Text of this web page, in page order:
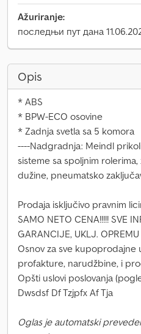
Ažuriranje:
последњи пут дана
Opis
* ABS
* BPW-ECO osovine
* Zadnja svetla sa 5 komora
----Nadgradnja: Meindl
sisteme sa spoljnim
dužine, pneumatsko
Prodaja isključivo pravnim
SAMO NETO CENA!!!!! SVE
GARANCIJE, UKLJ.
Osnov za sve kupoprodajne
profakture, narudžbine, i
Opšti uslovi poslovanja
Dwsdsf Df Tzjpfx Af Tja
Oglas je automatski